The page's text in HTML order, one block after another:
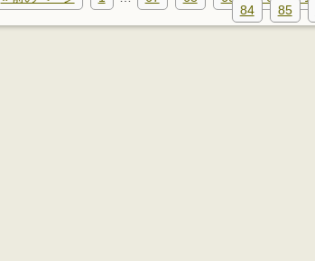
84
85